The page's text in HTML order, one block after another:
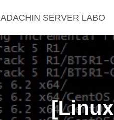
ADACHIN SERVER LABO